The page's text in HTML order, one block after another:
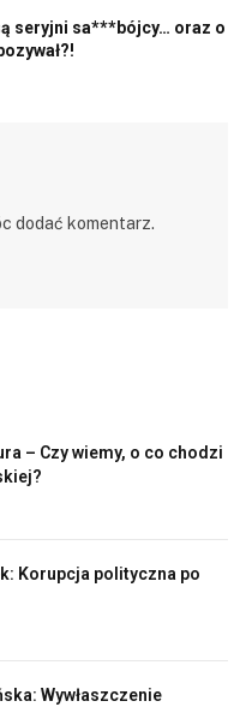
seryjni sa***bójcy… oraz o
dodać komentarz.
– Czy wiemy, o co chodzi
Korupcja polityczna po
Wywłaszczenie